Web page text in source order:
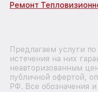
Ремонт
Предлагаем услуги
истечения на них
неавторизованным
публичной офертой,
РФ. Все обозначения